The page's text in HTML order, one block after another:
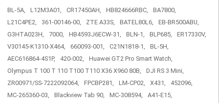
BL-5A, L12M3A01, CR17450AH, HB824666RBC,
BA7800,
L21C4PE2,
361-00146-00, ZTE A33S, BATEL80L6,
EB-BR500ABU,
G3HTA023H,
7000, HB4593J6ECW-31, BLN-1, BLP685,
ER17330V,
V30145-K1310-X464,
660093-001, C21N1818-1,
BL-5H,
AEC616864-4S1P,
420-002,
Huawei GT2 Pro Smart Watch,
Olympus T 100 T 110 T100 T110 X36 X960 80B,
DJI RS 3 Mini,
ZR00971/SS-7222092064,
FPCBP281, LM-CP02, X431,
452096,
MC-265360-03,
Blackview Tab 90, MC-308594,
A41-E15,